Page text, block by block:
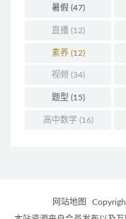
暑假 (47)
直播(12)
素养(12)
视频 (34)
题型 (15)
高中数学(16)
网站地图